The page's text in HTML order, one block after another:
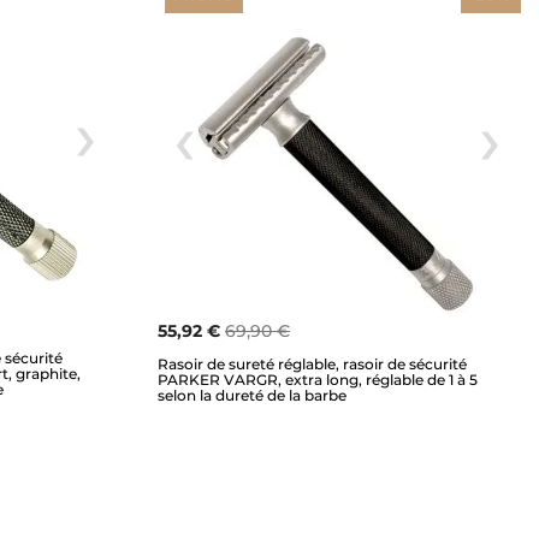
sécurité
graphite,
55,92 € 69,90 €
Rasoir de sureté réglable, rasoir de sécurité
PARKER VARGR, extra long, réglable de 1 à 5
selon la dureté de la barbe